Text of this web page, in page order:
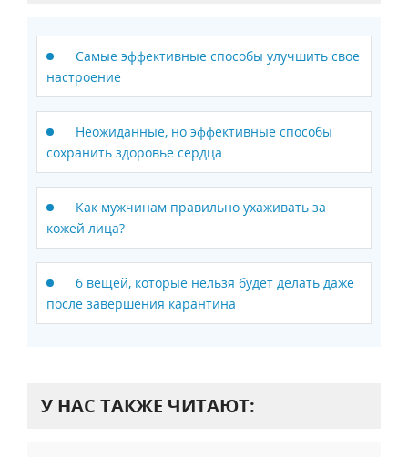
Самые эффективные способы улучшить свое
настроение
Неожиданные, но эффективные способы
сохранить здоровье сердца
Как мужчинам правильно ухаживать за
кожей лица?
6 вещей, которые нельзя будет делать даже
после завершения карантина
У НАС ТАКЖЕ ЧИТАЮТ: